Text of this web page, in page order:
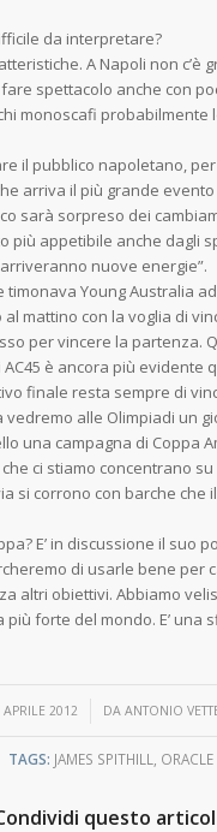
da interpretare?
A Napoli non c’è
spettacolo anche con
monoscafi
il pubblico napoletano,
arriva il più grande
sarà sorpreso dei
più appetibile anche dagli
nuove energie”.
Young Australia
mattino con la voglia di
per vincere la partenza.
è ancora più evidente
finale resta sempre di
vedremo alle Olimpiadi un
una campagna di Coppa
ci stiamo concentrano
si corrono con barche che
E’ in discussione il suo
di usarle bene per
altri obiettivi. Abbiamo
forte del mondo. E’ una
APRILE 2012
/ DAANTONIO
TAGS: JAMES SPITHILL ORACLE
questo